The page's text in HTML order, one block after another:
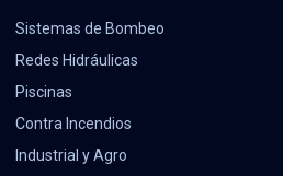
Sistemas de Bombeo
Redes Hidráulicas
Piscinas
Contra Incendios
Industrial y Agro